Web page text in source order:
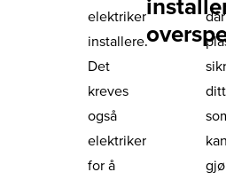
elektriker
installere.
Det
kreves
også
elektriker
for å
ditt
kan